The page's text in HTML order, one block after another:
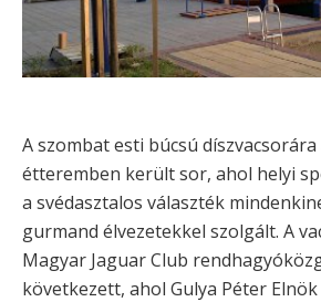
A szombat esti búcsú
étteremben került sor, ahol helyi
a svédasztalos választék
gurmand élvezetekkel szolgált. A
Magyar Jaguar Club
következett, ahol Gulya Péter